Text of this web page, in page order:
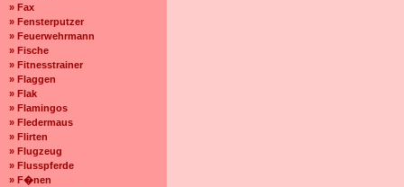
» Fax
» Fensterputzer
» Feuerwehrmann
» Fische
» Fitnesstrainer
» Flaggen
» Flak
» Flamingos
» Fledermaus
» Flirten
» Flugzeug
» Flusspferde
» F�nen